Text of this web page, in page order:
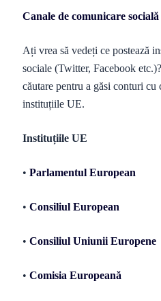
Canale de comunicare socială
Ați vrea să vedeți ce postează
sociale (Twitter, Facebook
căutare pentru a găsi conturi
instituțiile UE.
Instituțiile UE
• Parlamentul European
• Consiliul European
• Consiliul Uniunii Europene
• Comisia Europeană